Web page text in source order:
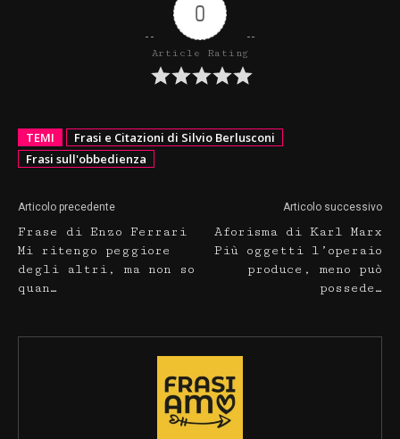
0
Article Rating
TEMI
Frasi e Citazioni di Silvio Berlusconi
Frasi sull'obbedienza
Articolo precedente
Frase di Enzo Ferrari
Mi ritengo peggiore
degli altri, ma non so
quan…
Articolo successivo
Aforisma di Karl Marx
Più oggetti l’operaio
produce, meno può
possede…